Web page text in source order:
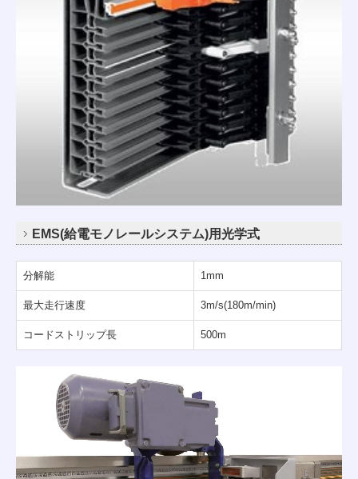
EMS(給電モノレールシステム)用光学式
分解能 1mm
最大走行速度 3m/s(180m/min)
コードストリップ長 500m